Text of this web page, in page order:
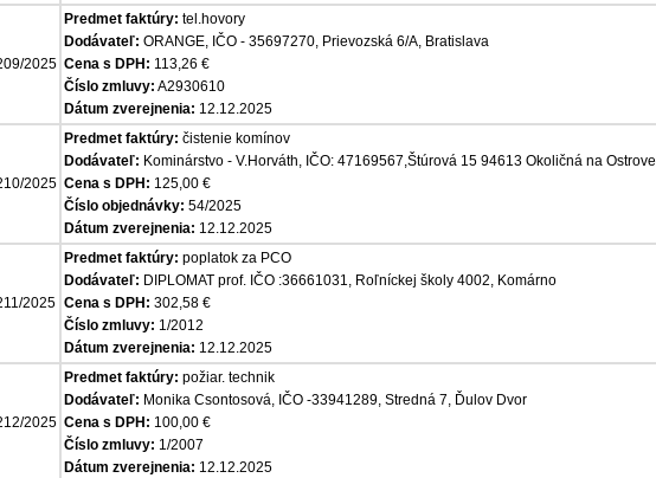
2025
Predmet faktúry: tel.hovory
Dodávateľ: ORANGE, IČO - 35697270, Prievozská 6/A, Bratislava
Cena s DPH: 113,26 €
Číslo zmluvy: A2930610
Dátum zverejnenia: 12.12.2025
2025
Predmet faktúry: čistenie komínov
Dodávateľ: Kominárstvo - V.Horváth, IČO: 47169567,Štúrová 15 94613 Okoličná na Ostrove
Cena s DPH: 125,00 €
Číslo objednávky: 54/2025
Dátum zverejnenia: 12.12.2025
2025
Predmet faktúry: poplatok za PCO
Dodávateľ: DIPLOMAT prof. IČO :36661031, Roľníckej školy 4002, Komárno
Cena s DPH: 302,58 €
Číslo zmluvy: 1/2012
Dátum zverejnenia: 12.12.2025
2025
Predmet faktúry: požiar. technik
Dodávateľ: Monika Csontosová, IČO -33941289, Stredná 7, Ďulov Dvor
Cena s DPH: 100,00 €
Číslo zmluvy: 1/2007
Dátum zverejnenia: 12.12.2025